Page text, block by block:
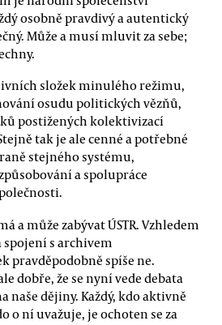
osobně pravdivý a autentický
Může a musí mluvit za sebe;
složek minulého režimu,
osudu politických vězňů,
postižených kolektivizací
tak je ale cenné a potřebné
stejného systému,
a spolupráce
a může zabývat ÚSTR. Vzhledem
spojení s archivem
pravděpodobně spíše ne.
dobře, že se nyní vede debata
naše dějiny. Každý, kdo aktivně
o ní uvažuje, je ochoten se za